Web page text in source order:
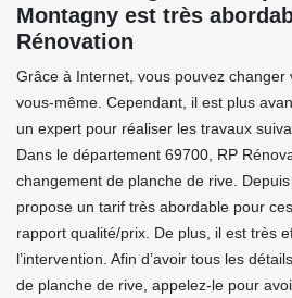
Montagny est très
Rénovation
Grâce à Internet, vous pouvez
vous-même. Cependant, il est plus
un expert pour réaliser les travaux
Dans le département 69700, RP
changement de planche de rive.
propose un tarif très abordable pour
rapport qualité/prix. De plus, il est très
l’intervention. Afin d’avoir tous les
de planche de rive, appelez-le pour